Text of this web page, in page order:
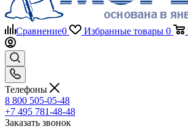
Сравнение0 Избранные товары 0
Телефоны
8 800 505-05-48
+7 495 781-48-48
Заказать звонок